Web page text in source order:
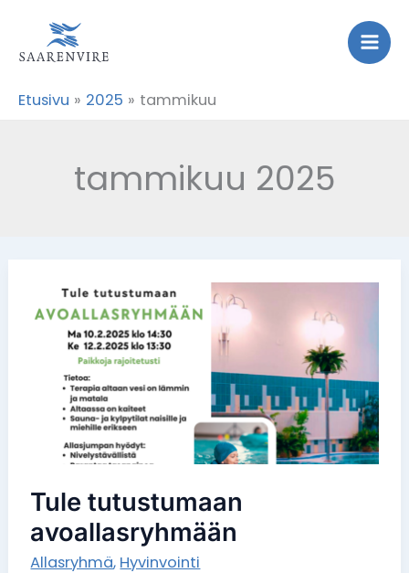
sisältöön
Etusivu 2025 tammikuu
tammikuu 2025
Tule tutustumaan
avoallasryhmään
Allasryhmä, Hyvinvointi
Tule
tutustumaan
avoallasryhmään